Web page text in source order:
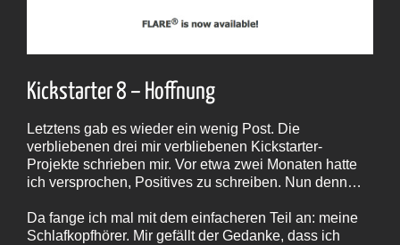
Kickstarter 8 – Hoffnung
Letztens gab es wieder ein wenig Post. Die
verbliebenen drei mir verbliebenen Kickstarter-
Projekte schrieben mir. Vor etwa zwei Monaten hatte
ich versprochen, Positives zu schreiben. Nun denn…
Da fange ich mal mit dem einfacheren Teil an: meine
Schlafkopfhörer. Mir gefällt der Gedanke, dass ich